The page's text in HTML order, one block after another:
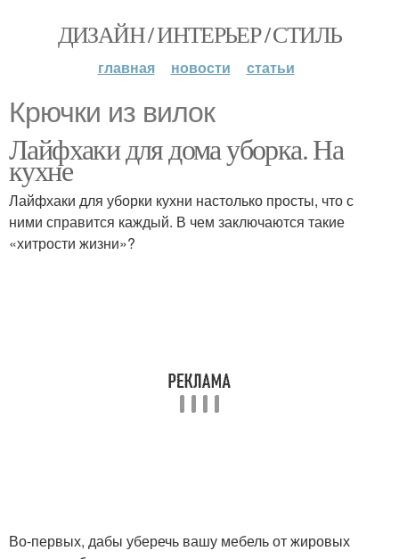
ДИЗАЙН / ИНТЕРЬЕР / СТИЛЬ
главная новости статьи
Крючки из вилок
Лайфхаки для дома уборка. На
кухне
Лайфхаки для уборки кухни настолько просты, что с
ними справится каждый. В чем заключаются такие
«хитрости жизни»?
Во-первых, дабы уберечь вашу мебель от жировых